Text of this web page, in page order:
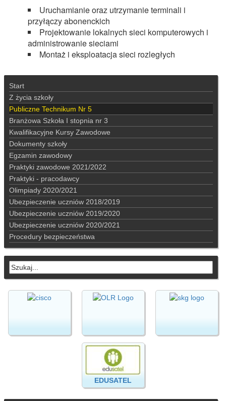
Uruchamianie oraz utrzymanie terminali i
przyłączy abonenckich
Projektowanie lokalnych sieci komputerowych i
administrowanie sieciami
Montaż i eksploatacja sieci rozległych
Start
Z życia szkoły
Publiczne Technikum Nr 5
Branżowa Szkoła I stopnia nr 3
Kwalifikacyjne Kursy Zawodowe
Dokumenty szkoły
Egzamin zawodowy
Praktyki zawodowe 2021/2022
Praktyki - pracodawcy
Olimpiady 2020/2021
Ubezpieczenie uczniów 2018/2019
Ubezpieczenie uczniów 2019/2020
Ubezpieczenie uczniów 2020/2021
Procedury bezpieczeństwa
EDUSATEL